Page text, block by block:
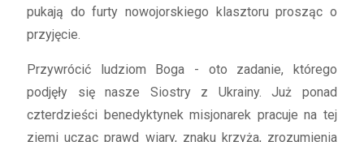
pukają do furty nowojorskiego klasztoru prosząc o
przyjęcie.
Przywrócić ludziom Boga - oto zadanie, którego
podjęły się nasze Siostry z Ukrainy. Już ponad
czterdzieści benedyktynek misjonarek pracuje na tej
ziemi ucząc prawd wiary, znaku krzyża, zrozumienia